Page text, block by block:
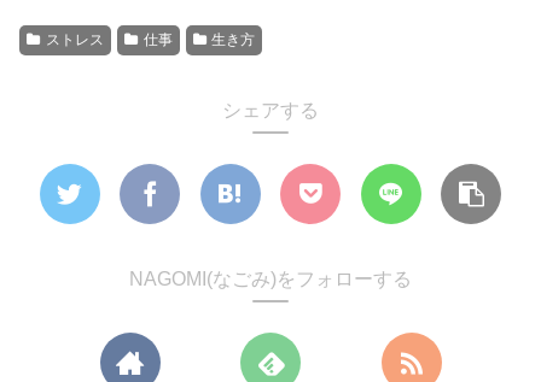
ストレス 仕事 生き方
シェアする
NAGOMI(なごみ)をフォローする